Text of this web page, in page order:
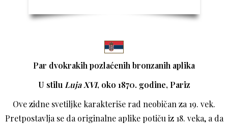
Par dvokrakih pozlaćenih bronzanih aplika
U stilu Luja XVI, oko 1870. godine, Pariz
Ove zidne svetiljke karakteriše rad neobičan za 19. vek.
Pretpostavlja se da originalne aplike potiču iz 18. veka, a da